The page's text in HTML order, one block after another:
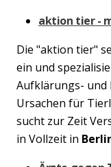
aktion tier -
Die "aktion tier"
ein und
Aufklärungs- und
Ursachen für
sucht zur Zeit
in Vollzeit in